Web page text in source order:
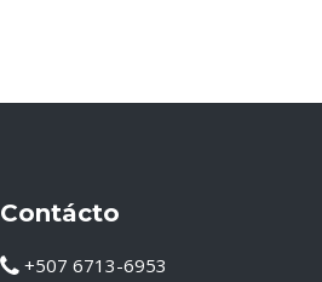
Contácto
+507 6713-6953